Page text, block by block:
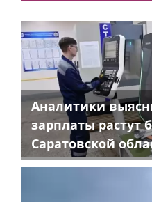
Аналитики
зарплаты растут
Саратовской